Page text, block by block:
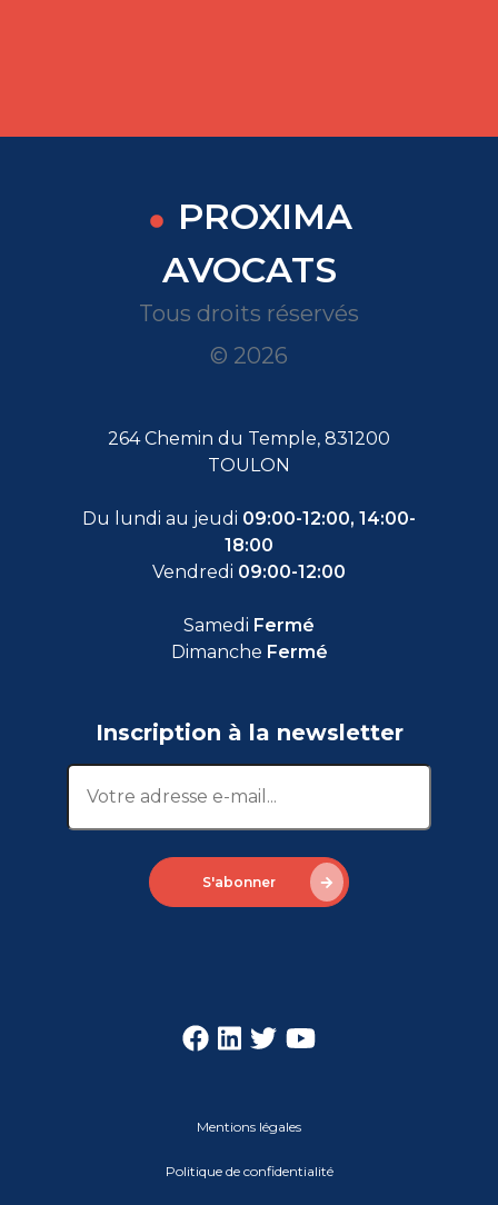
PROXIMA
AVOCATS
Tous droits réservés
© 2026
264 Chemin du Temple, 831200
TOULON
Du lundi au jeudi 09:00-12:00, 14:00-
18:00
Vendredi 09:00-12:00
Samedi Fermé
Dimanche Fermé
Inscription à la newsletter
S'abonner
Mentions légales
Politique de confidentialité